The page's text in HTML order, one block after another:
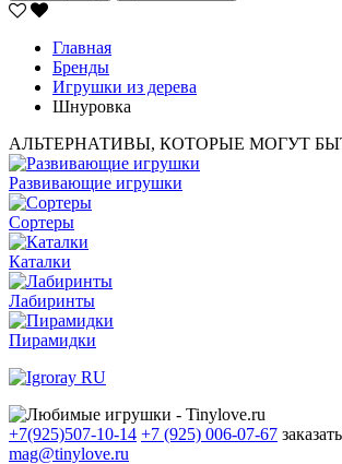
Главная
Бренды
Игрушки из дерева
Шнуровка
АЛЬТЕРНАТИВЫ, КОТОРЫЕ МОГУТ
Развивающие игрушки
Сортеры
Каталки
Лабиринты
Пирамидки
+7(925)507-10-14 +7 (925) 006-07-67
mag@tinylove.ru